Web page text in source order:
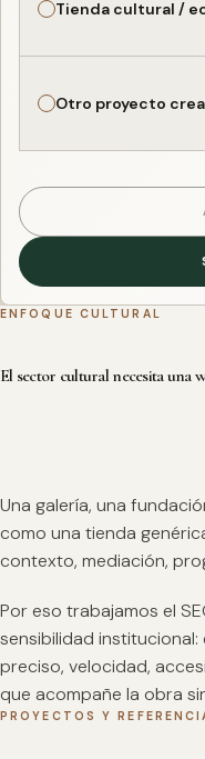
Tienda cultural /
Otro proyecto
ENFOQUE CULTURAL
El sector cultural necesita una
Una galería, una
como una tienda
contexto, mediación,
Por eso trabajamos el
sensibilidad
preciso, velocidad,
que acompañe la obra
PROYECTOS Y